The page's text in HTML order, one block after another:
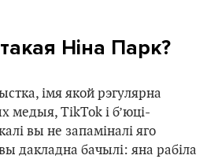
Ніна Парк?
імя якой рэгулярна
медыя, TikTok і б’юці-
вы не запаміналі яго
дакладна бачылі: яна рабіла